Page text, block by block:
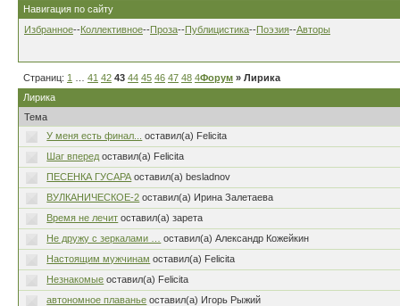
Навигация по сайту
Избранное--Коллективное--Проза--Публицистика--Поэзия--Авторы
Страниц: 1 41 42 43 44 45 46 47 48 49…80
Форум » Лирика
Лирика
Тема
У меня есть финал...
оставил(а) Felicita
Шаг вперед оставил(а) Felicita
ПЕСЕНКА ГУСАРА оставил(а) besladnov
ВУЛКАНИЧЕСКОЕ-2 оставил(а) Ирина Залетаева
Время не лечит оставил(а) зарета
Не дружу с зеркалами …
оставил(а) Александр Кожейкин
Настоящим мужчинам оставил(а) Felicita
Незнакомые оставил(а) Felicita
автономное плаванье оставил(а) Игорь Рыжий